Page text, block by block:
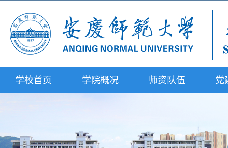
学校首页 学院概况 师资队伍 党